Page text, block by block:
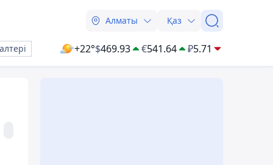
Алматы Қаз
+22°$469.93 €541.64 ₽5.71